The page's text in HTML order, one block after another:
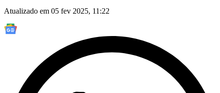
Atualizado em 05 fev 2025, 11:22